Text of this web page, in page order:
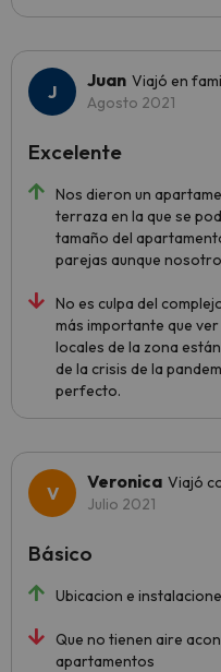
Juan Viajó en
Agosto 2021
Nos dieron un
terraza en la que se
tamaño del
parejas aunque
No es culpa del
más importante que
locales de la zona
de la crisis de la
perfecto.
Excelente
Veronica Viajó
Julio 2021
Ubicacion e
Que no tienen aire
apartamentos
Básico